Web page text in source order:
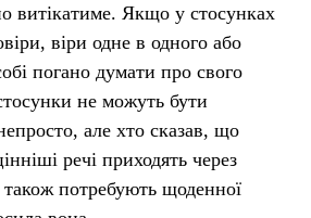
витікатиме. Якщо у стосунках
віри одне в одного або
погано думати про свого
не можуть бути
але хто сказав, що
речі приходять через
потребують щоденної